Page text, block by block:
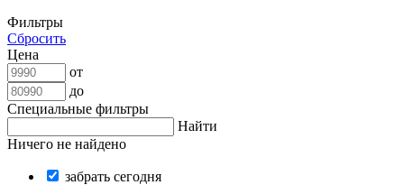
Фильтры
Сбросить
Цена
от
до
Специальные фильтры
Найти
Ничего не найдено
забрать сегодня